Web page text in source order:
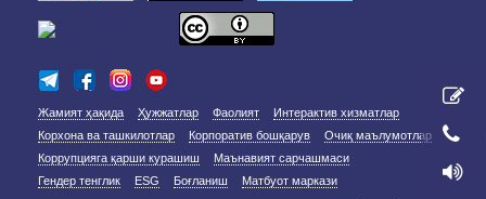
Жамият ҳақида Ҳужжатлар Фаолият
Интерактив хизматлар
Корхона ва ташкилотлар
Корпоратив бошқарув
Очиқ маълумотлар
Коррупцияга қарши курашиш
Маънавият сарчашмаси
Гендер тенглик
ESG Боғланиш Матбуот маркази